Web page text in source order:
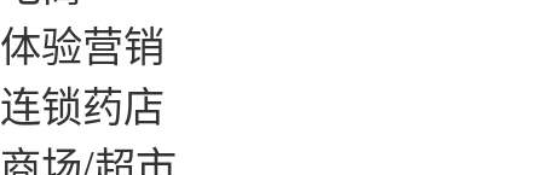
体验营销
连锁药店